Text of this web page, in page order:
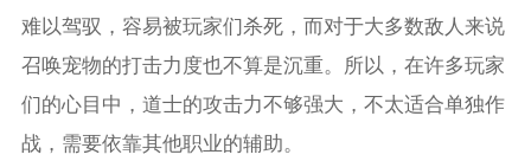
难以驾驭，容易被玩家们杀死，而对于大多数敌人来说
召唤宠物的打击力度也不算是沉重。所以，在许多玩家
们的心目中，道士的攻击力不够强大，不太适合单独作
战，需要依靠其他职业的辅助。